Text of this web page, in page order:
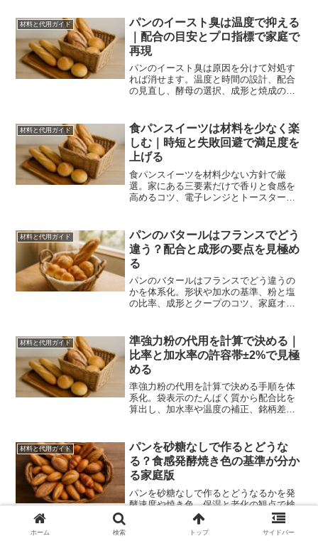
めます。
材料と代用ガイド
パンのイースト臭は温度で抑える
｜配合の目安とプロ指標で家庭で
再現
パンのイースト臭は原因を分けて対処す
れば消せます。温度と時間の設計、配合
の見直し、酵母の選択、成形と焼成の要
材料と代用ガイド
食パンスイーツは材料を少なく楽
しむ｜時短と失敗回避で満足度を
上げる
食パンスイーツを材料少ない方針で厳
選。家にある三要素だけで香りと食感を
高めるコツ、電子レンジとトースターの
材料と代用ガイド
パンのバタールはフランスでどう
違う？配合と成形の要点を見極め
る
パンのバタールはフランスでどう違うの
かを体系化。形状や加水の基準、粉と塩
の比率、成形とクープのコツ、家庭オー
して焼ける判断軸を示します。
材料と代用ガイド
準強力粉の代用を計算で決める｜
比率と加水率の許容帯±2%で見極
める
準強力粉の代用を計算で決める手順を体
系化。袋表示のたんぱく質から配合比を
算出し、加水率や温度の補正、銘柄差や
材料と代用ガイド
パンを砂糖なしで作るとどうな
る？食感発酵焼き色の基準が分か
る家庭版
パンを砂糖なしで作るとどうなるかを発
酵速度や焼き色、保湿と老化の観点で検
証。配合と温度、二段運転、代替甘味の
微量活用、比較レシピまで実務で再現で
きる形に整理します。
ホーム 検索 トップ サイドバー